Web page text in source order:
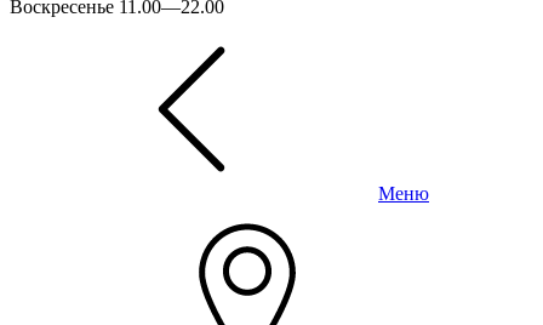
Воскресенье 11.00—22.00
Меню